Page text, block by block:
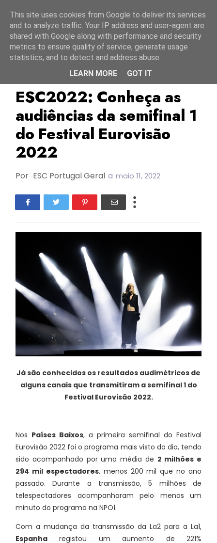
Audiências ESC2022 TOP
ESC2022: Conheça as
audiências da semifinal 1
do Festival Eurovisão
2022
Por ESC Portugal Geral a maio 11, 2022
Já são conhecidos os resultados audimétricos de
alguns canais que transmitiram a semifinal 1 do
Festival Eurovisão 2022.
Nos Países Baixos, a primeira semifinal do Festival
Eurovisão 2022 foi o programa mais visto do dia, tendo
sido acompanhado por uma média de 2 milhões e
294 mil espectadores, menos 200 mil que no ano
passado. Durante a transmissão, 5 milhões de
telespectadores acompanharam pelo menos um
minuto do programa na NPO1.
Com a mudança da transmissão da La2 para a La1,
Espanha registou um aumento de 221%
This site uses cookies from Google to deliver its services
and to analyze traffic. Your IP address and user-agent are
shared with Google along with performance and security
metrics to ensure quality of service, generate usage
statistics, and to detect and address abuse.
LEARN MORE
GOT IT